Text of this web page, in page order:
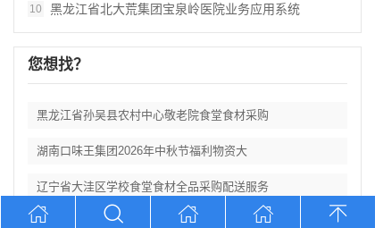
10 黑龙江省北大荒集团宝泉岭医院业务应用系统
您想找？
黑龙江省孙吴县农村中心敬老院食堂食材采购
湖南口味王集团2026年中秋节福利物资大
辽宁省大洼区学校食堂食材全品采购配送服务
河北省卢龙县第二高级中学食堂人员管理服务